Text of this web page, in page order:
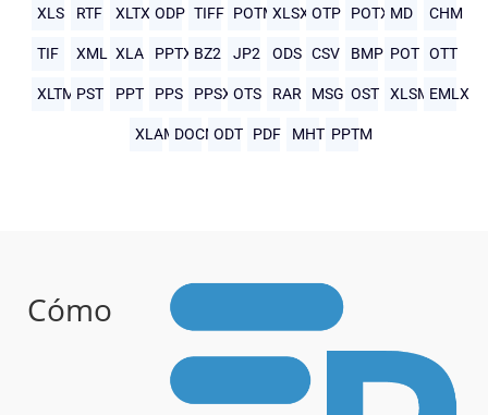
XLS RTF XLTX ODP TIFF POTMXLSX OTP POTX MD CHM
TIF XML XLA PPTX BZ2 JP2 ODS CSV BMP POT OTT
XLTM PST PPT PPS PPSX OTS RAR MSG OST XLSM EMLX
XLAMDOCMODT PDF MHTMLPPTM
Cómo